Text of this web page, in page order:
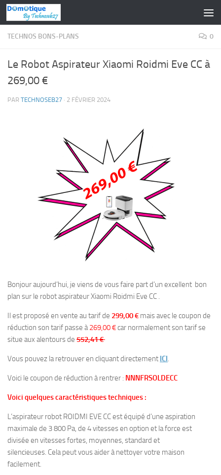
Skip to content
TECHNOS BONS-PLANS 0
Le Robot Aspirateur Xiaomi Roidmi Eve CC à
269,00 €
PAR TECHNOSEB27 · 2 FÉVRIER 2024
Bonjour aujourd’hui, je viens de vous faire part d’un excellent bon
plan sur le robot aspirateur Xiaomi Roidmi Eve CC .
Il est proposé en vente au tarif de 299,00 € mais avec le coupon de
réduction son tarif passe à269,00 €car normalement son tarif se
situe aux alentours de 552,41 €
Vous pouvez la retrouver en cliquant directement ICI.
Voici le coupon de réduction à rentrer : NNNFRSOLDECC
Voici quelques caractéristiques techniques :
L’aspirateur robot ROIDMI EVE CC est équipé d’une aspiration
maximale de 3 800 Pa, de 4 vitesses en option et la force est
divisée en vitesses fortes, moyennes, standard et
silencieuses. Cela peut vous aider à nettoyer votre maison
facilement.